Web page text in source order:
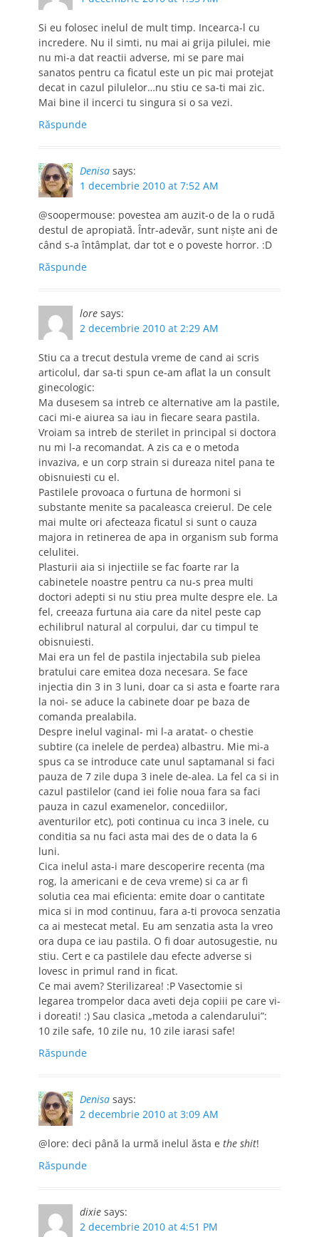
Si eu folosec inelul de mult timp. Incearca-l cu
incredere. Nu il simti, nu mai ai grija pilulei, mie
nu mi-a dat reactii adverse, mi se pare mai
sanatos pentru ca ficatul este un pic mai protejat
decat in cazul pilulelor…nu stiu ce sa-ti mai zic.
Mai bine il incerci tu singura si o sa vezi.
Răspunde
Denisa says:
1 decembrie 2010 at 7:52 AM
@soopermouse: povestea am auzit-o de la o rudă
destul de apropiată. Într-adevăr, sunt niște ani de
când s-a întâmplat, dar tot e o poveste horror. :D
Răspunde
lore says:
2 decembrie 2010 at 2:29 AM
Stiu ca a trecut destula vreme de cand ai scris
articolul, dar sa-ti spun ce-am aflat la un consult
ginecologic:
Ma dusesem sa intreb ce alternative am la pastile,
caci mi-e aiurea sa iau in fiecare seara pastila.
Vroiam sa intreb de sterilet in principal si doctora
nu mi l-a recomandat. A zis ca e o metoda
invaziva, e un corp strain si dureaza nitel pana te
obisnuiesti cu el.
Pastilele provoaca o furtuna de hormoni si
substante menite sa pacaleasca creierul. De cele
mai multe ori afecteaza ficatul si sunt o cauza
majora in retinerea de apa in organism sub forma
celulitei.
Plasturii aia si injectiile se fac foarte rar la
cabinetele noastre pentru ca nu-s prea multi
doctori adepti si nu stiu prea multe despre ele. La
fel, creeaza furtuna aia care da nitel peste cap
echilibrul natural al corpului, dar cu timpul te
obisnuiesti.
Mai era un fel de pastila injectabila sub pielea
bratului care emitea doza necesara. Se face
injectia din 3 in 3 luni, doar ca si asta e foarte rara
la noi- se aduce la cabinete doar pe baza de
comanda prealabila.
Despre inelul vaginal- mi l-a aratat- o chestie
subtire (ca inelele de perdea) albastru. Mie mi-a
spus ca se introduce cate unul saptamanal si faci
pauza de 7 zile dupa 3 inele de-alea. La fel ca si in
cazul pastilelor (cand iei folie noua fara sa faci
pauza in cazul examenelor, concediilor,
aventurilor etc), poti continua cu inca 3 inele, cu
conditia sa nu faci asta mai des de o data la 6
luni.
Cica inelul asta-i mare descoperire recenta (ma
rog, la americani e de ceva vreme) si ca ar fi
solutia cea mai eficienta: emite doar o cantitate
mica si in mod continuu, fara a-ti provoca senzatia
ca ai mestecat metal. Eu am senzatia asta la vreo
ora dupa ce iau pastila. O fi doar autosugestie, nu
stiu. Cert e ca pastilele dau efecte adverse si
lovesc in primul rand in ficat.
Ce mai avem? Sterilizarea! :P Vasectomie si
legarea trompelor daca aveti deja copiii pe care vi-
i doreati! :) Sau clasica „metoda a calendarului”:
10 zile safe, 10 zile nu, 10 zile iarasi safe!
Răspunde
Denisa says:
2 decembrie 2010 at 3:09 AM
@lore: deci până la urmă inelul ăsta e the shit!
Răspunde
dixie says:
2 decembrie 2010 at 4:51 PM